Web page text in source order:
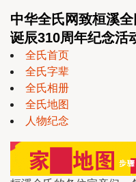
中华全氏网致桓溪
诞辰310周年纪念活
全氏首页
全氏字辈
全氏相册
全氏地图
人物纪念